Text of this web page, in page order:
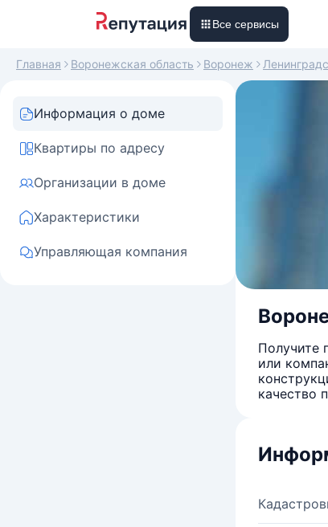
Все сервисы
Главная Воронежская область Воронеж
Информация о доме
Квартиры по адресу
Организации в доме
Характеристики
Управляющая компания
Получите
или
качество